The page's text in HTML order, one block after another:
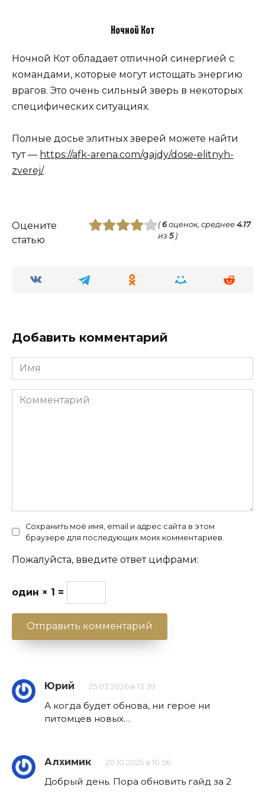
Ночной Кот
Ночной Кот обладает отличной синергией с
командами, которые могут истощать энергию
врагов. Это очень сильный зверь в некоторых
специфических ситуациях.
Полные досье элитных зверей можете найти
тут — https://afk-arena.com/gajdy/dose-elitnyh-
zverej/
Оцените
статью
(6оценок, среднее 4.17
из 5)
Добавить комментарий
Имя
Комментарий
Сохранить моё имя, email и адрес сайта в этом
браузере для последующих моих комментариев.
Пожалуйста, введите ответ цифрами:
один × 1 =
Юрий 25.03.2026 в 13:39
А когда будет обнова, ни герое ни
питомцев новых…
Алхимик 20.10.2025 в 10:56
Добрый день. Пора обновить гайд за 2